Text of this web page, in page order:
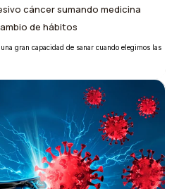
cáncer sumando medicina
de hábitos
gran capacidad de sanar cuando elegimos las